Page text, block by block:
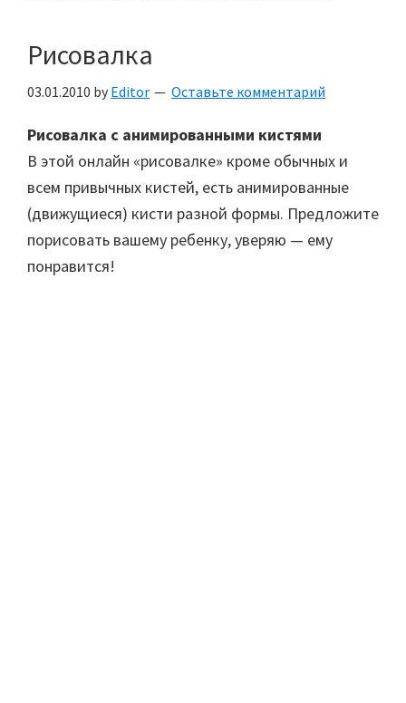
Рисовалка
03.01.2010 by Editor Оставьте комментарий
Рисовалка с анимированными кистями
В этой онлайн «рисовалке» кроме обычных и
всем привычных кистей, есть анимированные
(движущиеся) кисти разной формы. Предложите
порисовать вашему ребенку, уверяю — ему
понравится!